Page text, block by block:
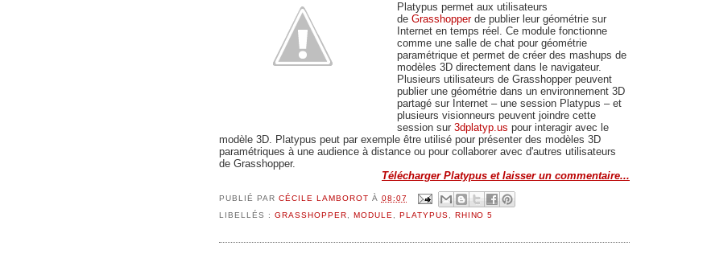
Platypus permet aux utilisateurs
de Grasshopperde publier leur géométrie sur
Internet en temps réel . Ce module fonctionne
comme une salle de chat pour géométrie
paramétrique et permet de créer des mashups de
modèles 3D directement dans le navigateur.
Plusieurs utilisateurs de Grasshopper peuvent
publier une géométrie dans un environnement 3D
partagé sur Internet – une session Platypus – et
plusieurs visionneurs peuvent joindre cette
session sur 3dplatyp.us pour interagir avec le
modèle 3D. Platypus peut par exemple être utilisé pour présenter des modèles 3D
paramétriques à une audience à distance ou pour collaborer avec d'autres utilisateurs
de Grasshopper.
Télécharger Platypus et laisser un commentaire...
PUBLIÉ PAR CÉCILE LAMBOROT À 08:07
LIBELLÉS : GRASSHOPPER, MODULE, PLATYPUS, RHINO 5